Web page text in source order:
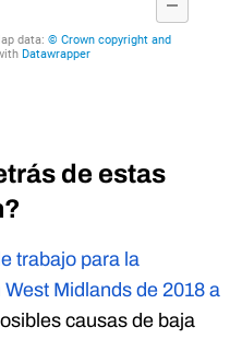
de estas
trabajo para la
Midlands de 2018 a
causas de baja